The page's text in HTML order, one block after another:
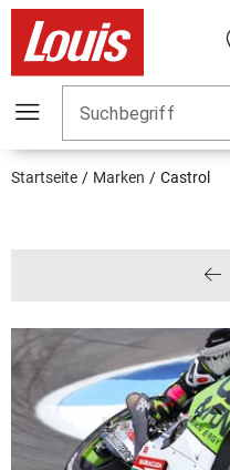
Suchbegriff
Startseite Marken Castrol